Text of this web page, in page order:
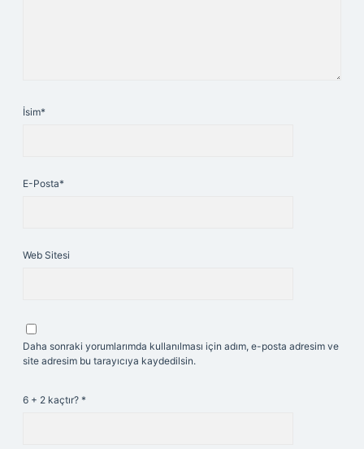
İsim*
E-Posta*
Web Sitesi
Daha sonraki yorumlarımda kullanılması için adım, e-posta adresim ve
site adresim bu tarayıcıya kaydedilsin.
6 + 2 kaçtır? *